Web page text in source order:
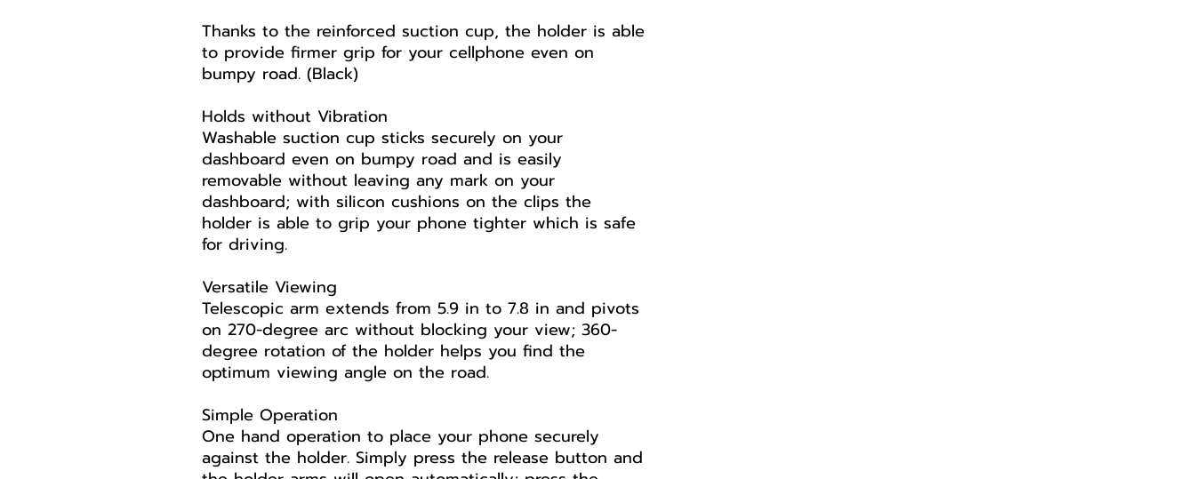
Thanks to the reinforced suction cup, the holder is able
to provide firmer grip for your cellphone even on
bumpy road. (Black)
Holds without Vibration
Washable suction cup sticks securely on your
dashboard even on bumpy road and is easily
removable without leaving any mark on your
dashboard; with silicon cushions on the clips the
holder is able to grip your phone tighter which is safe
for driving.
Versatile Viewing
Telescopic arm extends from 5.9 in to 7.8 in and pivots
on 270-degree arc without blocking your view; 360-
degree rotation of the holder helps you find the
optimum viewing angle on the road.
Simple Operation
One hand operation to place your phone securely
against the holder. Simply press the release button and